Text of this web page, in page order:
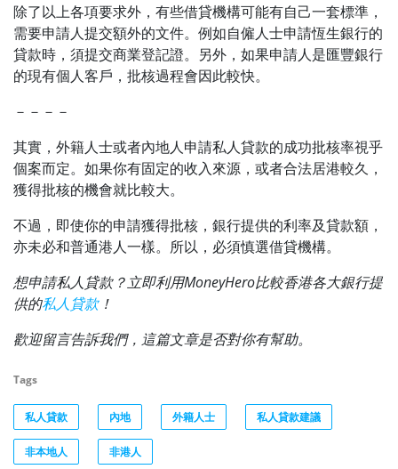
除了以上各項要求外，有些借貸機構可能有自己一套標準，
需要申請人提交額外的文件。例如自僱人士申請恆生銀行的
貸款時，須提交商業登記證。另外，如果申請人是匯豐銀行
的現有個人客戶，批核過程會因此較快。
－－－－
其實，外籍人士或者內地人申請私人貸款的成功批核率視乎
個案而定。如果你有固定的收入來源，或者合法居港較久，
獲得批核的機會就比較大。
不過，即使你的申請獲得批核，銀行提供的利率及貸款額，
亦未必和普通港人一樣。所以，必須慎選借貸機構。
想申請私人貸款？立即利用MoneyHero比較香港各大銀行提
供的私人貸款！
歡迎留言告訴我們，這篇文章是否對你有幫助。
Tags
私人貸款 內地 外籍人士 私人貸款建議
非本地人 非港人